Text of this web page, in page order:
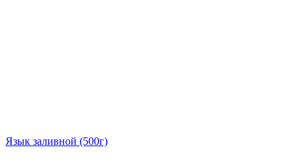
Язык заливной (500г)